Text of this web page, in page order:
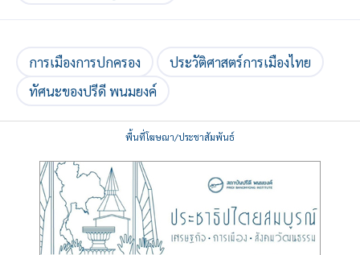
การเมืองการปกครอง
ประวัติศาสตร์การเมืองไทย
ทัศนะของปรีดี พนมยงค์
พื้นที่โฆษณา/ประชาสัมพันธ์